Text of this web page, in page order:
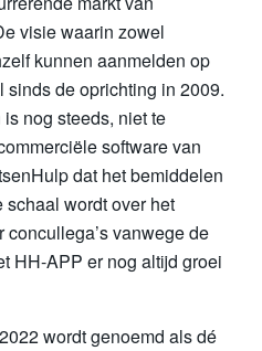
visie waarin zowel
kunnen aanmelden op
sinds de oprichting in 2009.
nog steeds, niet te
software van
dat het bemiddelen
wordt over het
vanwege de
HH-APP er nog altijd groei
wordt genoemd als dé